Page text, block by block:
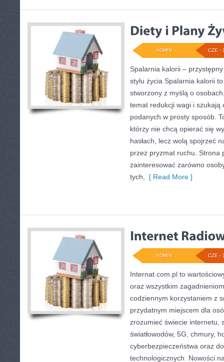
CZE -
ADMIN
Spalarnia kalorii –
stylu życia Spalarnia kalorii
stworzony z myślą o
temat redukcji wagi i szukają
podanych w prosty sposób.
którzy nie chcą opierać się
hasłach, lecz wolą spojrzeć
przez pryzmat ruchu. Strona
zainteresować zarówno
tych,
[ Read More ]
CZE -
ADMIN
Internat.com.pl to
oraz wszystkim
codziennym korzystaniem z
przydatnym miejscem dla
zrozumieć świecie internetu,
światłowodów, 5G, chmury,
cyberbezpieczeństwa oraz
technologicznych. Nowości